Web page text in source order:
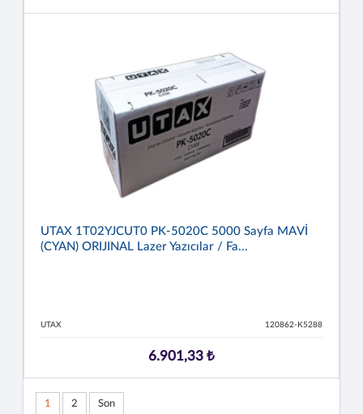
UTAX 1T02YJCUT0 PK-5020C 5000 Sayfa MAVİ
(CYAN) ORIJINAL Lazer Yazıcılar / Fa...
UTAX 120862-K5288
6.901,33 ₺
1 2 Son